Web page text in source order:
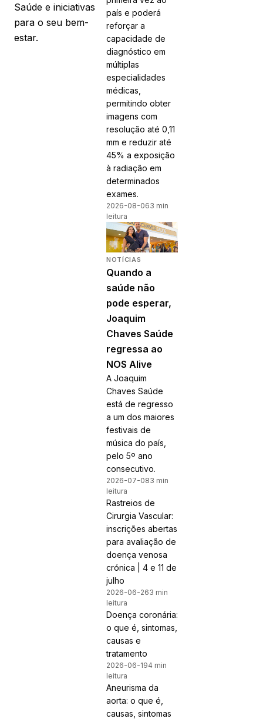
Saúde e iniciativas
para o seu bem-
estar.
país e poderá
reforçar a
capacidade de
diagnóstico em
múltiplas
especialidades
médicas,
permitindo obter
imagens com
resolução até 0,11
mm e reduzir até
45% a exposição
à radiação em
determinados
exames.
2026-08-063 min
leitura
NOTÍCIAS
Quando a
saúde não
pode esperar,
Joaquim
Chaves Saúde
regressa ao
NOS Alive
A Joaquim
Chaves Saúde
está de regresso
a um dos maiores
festivais de
música do país,
pelo 5º ano
consecutivo.
2026-07-083 min
leitura
Rastreios de
Cirurgia Vascular:
inscrições abertas
para avaliação de
doença venosa
crónica | 4 e 11 de
julho
2026-06-263 min
leitura
Doença coronária:
o que é, sintomas,
causas e
tratamento
2026-06-194 min
leitura
Aneurisma da
aorta: o que é,
causas, sintomas